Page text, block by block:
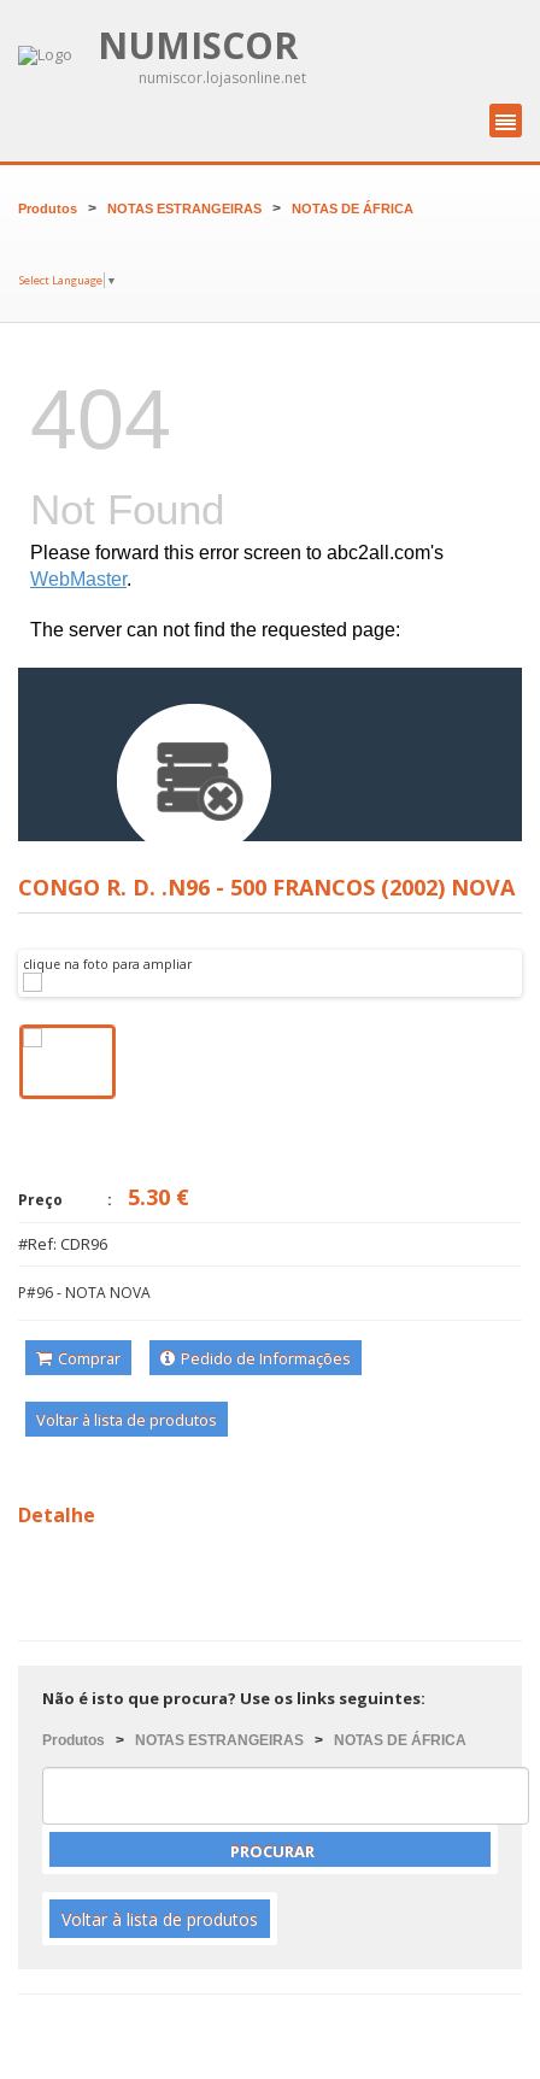
NUMISCOR
numiscor.lojasonline.net
Produtos > NOTAS ESTRANGEIRAS > NOTAS DE ÁFRICA
Select Language ▼
CONGO R. D. .N96 - 500 FRANCOS (2002) NOVA
clique na foto para ampliar
Preço 5.30 €
#Ref: CDR96
P#96 - NOTA NOVA
Comprar Pedido de Informações
Voltar à lista de produtos
Detalhe
Não é isto que procura? Use os links seguintes:
Produtos > NOTAS ESTRANGEIRAS > NOTAS DE ÁFRICA
Voltar à lista de produtos